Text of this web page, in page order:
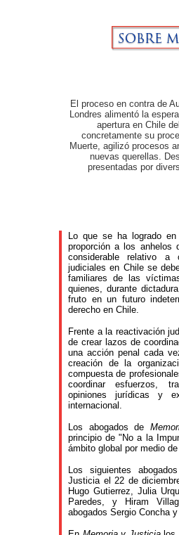
El proceso en contra de
Londres alimentó la
apertura en Chile
concretamente su
Muerte, agilizó procesos
nuevas querellas.
presentadas por
Lo que se ha logrado
proporción a los anhelos
considerable relativo a
judiciales en Chile se
familiares de las
quienes, durante
fruto en un futuro
derecho en Chile.
Frente a la reactivación
de crear lazos de
una acción penal cada
creación de la
compuesta de
coordinar esfuerzos,
opiniones jurídicas y
internacional.
Los abogados de
principio de "No a la
ámbito global por medio
Los siguientes
Justicia el 22 de
Hugo Gutierrez, Julia
Paredes, y Hiram
abogados Sergio Concha